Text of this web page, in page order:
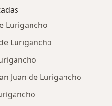
Lurigancho
Lurigancho
Juan de Lurigancho